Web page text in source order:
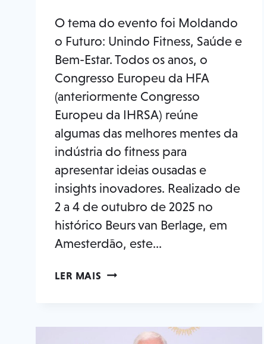
O tema do evento foi Moldando
o Futuro: Unindo Fitness, Saúde e
Bem-Estar. Todos os anos, o
Congresso Europeu da HFA
(anteriormente Congresso
Europeu da IHRSA) reúne
algumas das melhores mentes da
indústria do fitness para
apresentar ideias ousadas e
insights inovadores. Realizado de
2 a 4 de outubro de 2025 no
histórico Beurs van Berlage, em
Amesterdão, este...
LER MAIS LÍDERES
REÚNEM-